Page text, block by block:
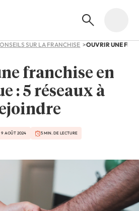
SUR LA FRANCHISE
franchise en
: 5 réseaux à
9 AOÛT 2024 5 MIN. DE LECTURE